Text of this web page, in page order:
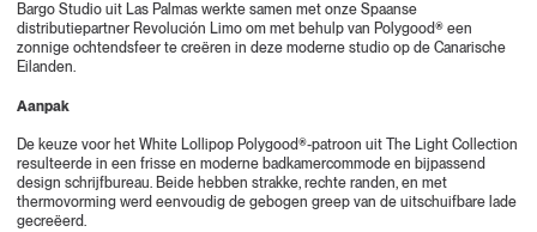
Bargo Studio uit Las Palmas werkte samen met onze Spaanse
distributiepartner Revolución Limo om met behulp van Polygood® een
zonnige ochtendsfeer te creëren in deze moderne studio op de Canarische
Eilanden.
Aanpak
De keuze voor het White Lollipop Polygood®-patroon uit
The Light Collection
resulteerde in een frisse en moderne badkamercommode en bijpassend
design schrijfbureau. Beide hebben strakke, rechte randen, en met
thermovorming werd eenvoudig de gebogen greep van de uitschuifbare lade
gecreëerd.